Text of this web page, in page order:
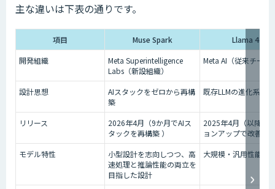
主な違いは下表の通りです。
項目 Muse Spark
Llama 4
開発組織
Meta Superintelligence
Labs（新設組織）
Meta AI（従来チーム
設計思想
AIスタックをゼロから再構
築
既存LLMの進化系
リリース
2026年4月（9か月でAIス
タックを再構築 ）
2025年4月（以降バ
ョンアップで改善）
モデル特性
小型設計を志向しつつ、高
速処理と推論性能の両立を
目指した設計
大規模・汎用性能重